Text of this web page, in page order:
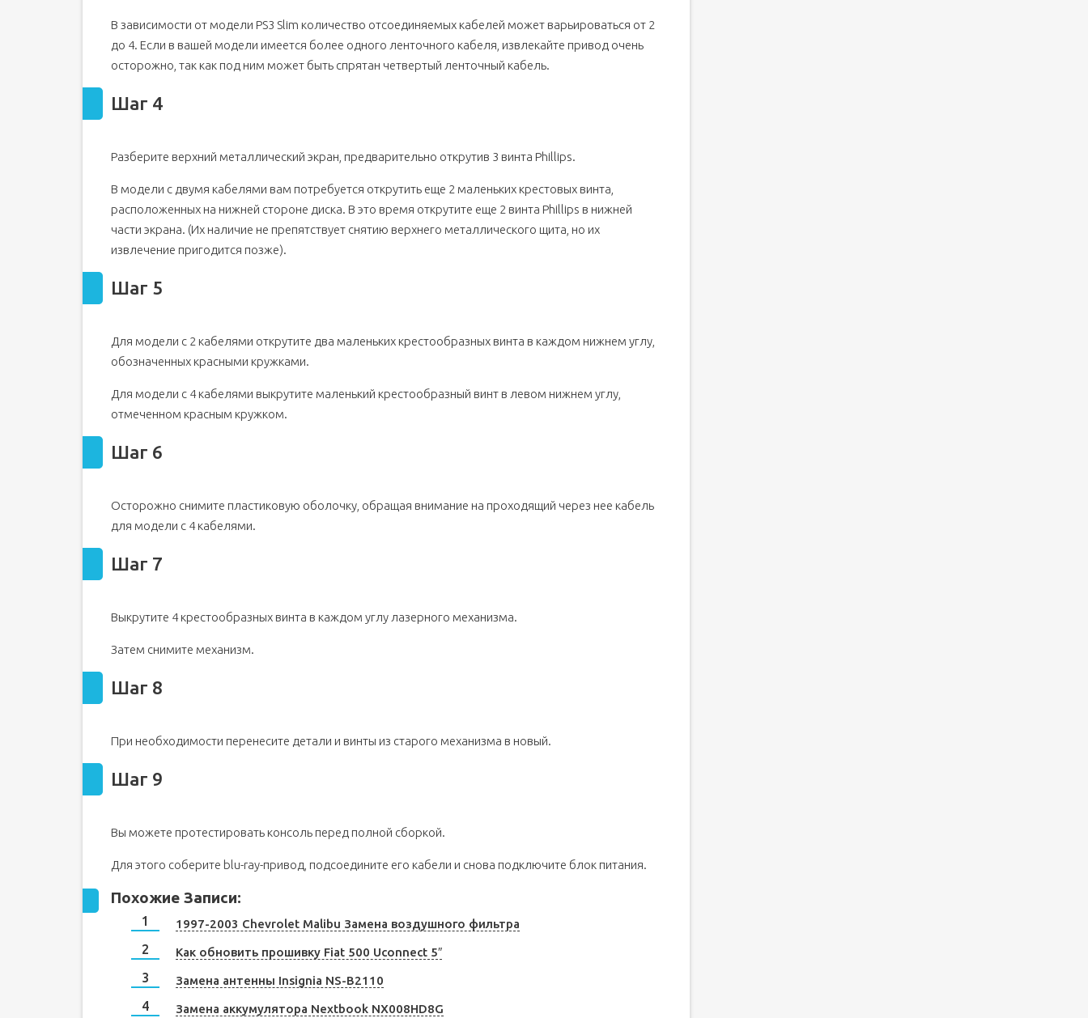
В зависимости от модели PS3 Slim количество отсоединяемых кабелей может варьироваться от 2
до 4. Если в вашей модели имеется более одного ленточного кабеля, извлекайте привод очень
осторожно, так как под ним может быть спрятан четвертый ленточный кабель.
Шаг 4
Разберите верхний металлический экран, предварительно открутив 3 винта Phillips.
В модели с двумя кабелями вам потребуется открутить еще 2 маленьких крестовых винта,
расположенных на нижней стороне диска. В это время открутите еще 2 винта Phillips в нижней
части экрана. (Их наличие не препятствует снятию верхнего металлического щита, но их
извлечение пригодится позже).
Шаг 5
Для модели с 2 кабелями открутите два маленьких крестообразных винта в каждом нижнем углу,
обозначенных красными кружками.
Для модели с 4 кабелями выкрутите маленький крестообразный винт в левом нижнем углу,
отмеченном красным кружком.
Шаг 6
Осторожно снимите пластиковую оболочку, обращая внимание на проходящий через нее кабель
для модели с 4 кабелями.
Шаг 7
Выкрутите 4 крестообразных винта в каждом углу лазерного механизма.
Затем снимите механизм.
Шаг 8
При необходимости перенесите детали и винты из старого механизма в новый.
Шаг 9
Вы можете протестировать консоль перед полной сборкой.
Для этого соберите blu-ray-привод, подсоедините его кабели и снова подключите блок питания.
Похожие Записи:
1997-2003 Chevrolet Malibu Замена воздушного фильтра
Как обновить прошивку Fiat 500 Uconnect 5″
Замена антенны Insignia NS-B2110
Замена аккумулятора Nextbook NX008HD8G